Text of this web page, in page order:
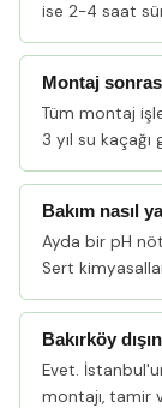
ise 2-4 saat
Montaj
Tüm montaj
3 yıl su
Bakım nasıl
Ayda bir pH
Sert
Bakırköy
Evet.
montajı, tamir